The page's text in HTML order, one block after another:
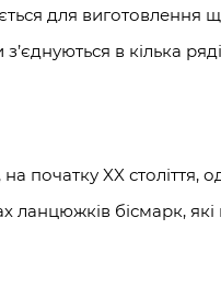
для виготовлення
в кілька
початку XX століття,
ланцюжків бісмарк,